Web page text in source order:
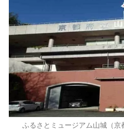
ふるさとミュージアム山城（京